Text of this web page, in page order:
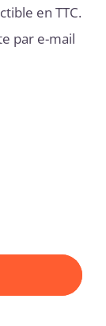
en TTC.
par e-mail